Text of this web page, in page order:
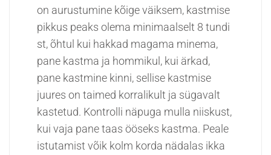
on aurustumine kõige väiksem, kastmise
pikkus peaks olema minimaalselt 8 tundi
st, õhtul kui hakkad magama minema,
pane kastma ja hommikul, kui ärkad,
pane kastmine kinni, sellise kastmise
juures on taimed korralikult ja sügavalt
kastetud. Kontrolli näpuga mulla niiskust,
kui vaja pane taas ööseks kastma. Peale
istutamist võik kolm korda nädalas ikka